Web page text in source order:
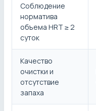
Соблюдение
норматива
объема HRT ≥ 2
суток
Качество
очистки и
отсутствие
запаха